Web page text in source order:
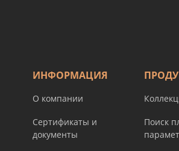
ИНФОРМАЦИЯ
О компании
Сертификаты и
документы
Поиск